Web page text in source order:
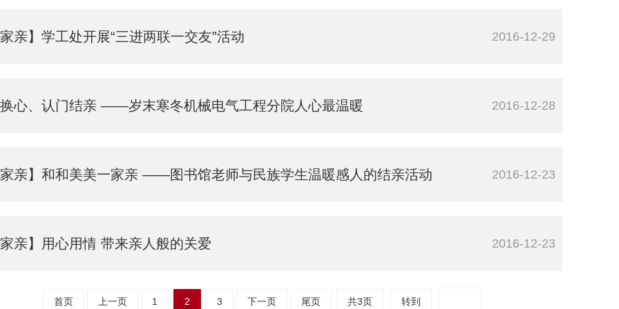
家亲】学工处开展“三进两联一交友”活动 2016-12-29
心、认门结亲 ——岁末寒冬机械电气工程分院人心最温暖 2016-12-28
家亲】和和美美一家亲 ——图书馆老师与民族学生温暖感人的结亲活动 2016-12-23
家亲】用心用情 带来亲人般的关爱 2016-12-23
首页 上一页 1 2 3 下一页 尾页 共3页 转到